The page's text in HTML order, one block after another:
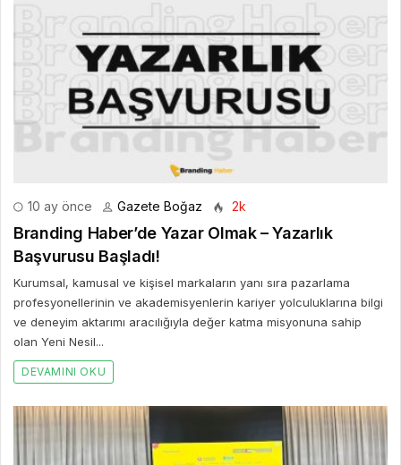
10 ay önce Gazete Boğaz 2k
Branding Haber’de Yazar Olmak – Yazarlık
Başvurusu Başladı!
Kurumsal, kamusal ve kişisel markaların yanı sıra pazarlama
profesyonellerinin ve akademisyenlerin kariyer yolculuklarına bilgi
ve deneyim aktarımı aracılığıyla değer katma misyonuna sahip
olan Yeni Nesil...
DEVAMINI OKU